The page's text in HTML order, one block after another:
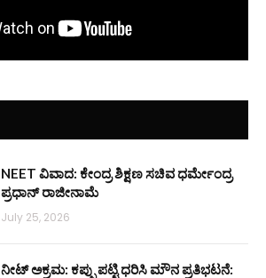
NEET ವಿವಾದ: ಕೇಂದ್ರ ಶಿಕ್ಷಣ ಸಚಿವ ಧರ್ಮೇಂದ್ರ
ಪ್ರಧಾನ್ ರಾಜೀನಾಮೆ
July 25, 2026
ನೀಟ್ ಅಕ್ರಮ: ಕಪ್ಪು ಪಟ್ಟಿ ಧರಿಸಿ ಮೌನ ಪ್ರತಿಭಟನೆ: